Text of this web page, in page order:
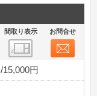
間取り表示 お問合せ
15,000円